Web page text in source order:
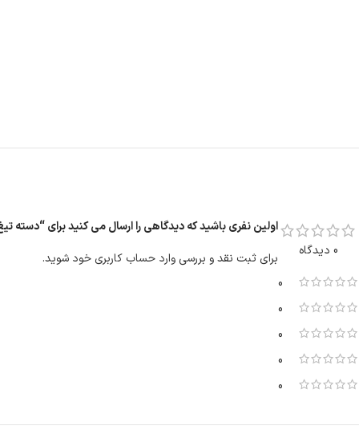
0 دیدگاه
0
0
0
0
0
اولین نفری باشید که دیدگاهی را ارسال می کنید برای “دسته
برای ثبت نقد و بررسی وارد حساب کاربری خود شوید.